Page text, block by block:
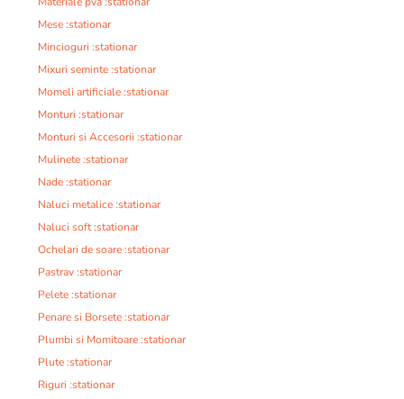
Mese :stationar
Mincioguri :stationar
Mixuri seminte :stationar
Momeli artificiale :stationar
Monturi :stationar
Monturi si Accesorii :stationar
Mulinete :stationar
Nade :stationar
Naluci metalice :stationar
Naluci soft :stationar
Ochelari de soare :stationar
Pastrav :stationar
Pelete :stationar
Penare si Borsete :stationar
Plumbi si Momitoare :stationar
Plute :stationar
Riguri :stationar